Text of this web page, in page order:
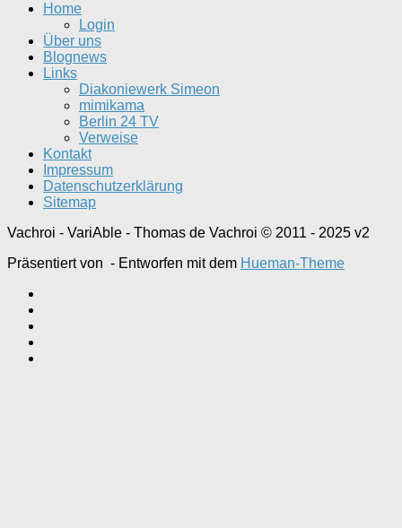
Home
Login
Über uns
Blognews
Links
Diakoniewerk Simeon
mimikama
Berlin 24 TV
Verweise
Kontakt
Impressum
Datenschutzerklärung
Sitemap
Vachroi - VariAble - Thomas de Vachroi © 2011 - 2025 v2
Präsentiert von - Entworfen mit dem Hueman-Theme